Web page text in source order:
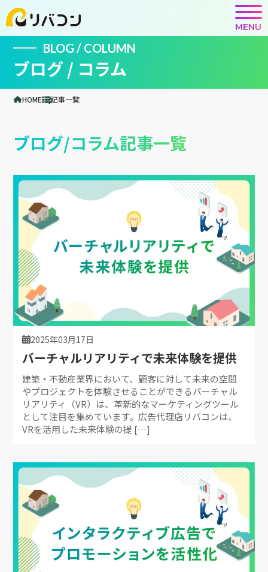
MENU
BLOG / COLUMN
ブログ / コラム
HOME 記事一覧
ブログ/コラム記事一覧
2025年03月17日
バーチャルリアリティで未来体験を提供
建築・不動産業界において、顧客に対して未来の空間
やプロジェクトを体験させることができるバーチャル
リアリティ（VR）は、革新的なマーケティングツール
として注目を集めています。広告代理店リバコンは、
VRを活用した未来体験の提 […]